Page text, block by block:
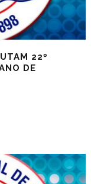
22º
DE